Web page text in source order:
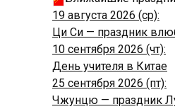
19 августа 2026 (ср):
Ци Си — праздник
10 сентября 2026 (чт):
День учителя в Китае
25 сентября 2026 (пт):
Чжунцю — праздник